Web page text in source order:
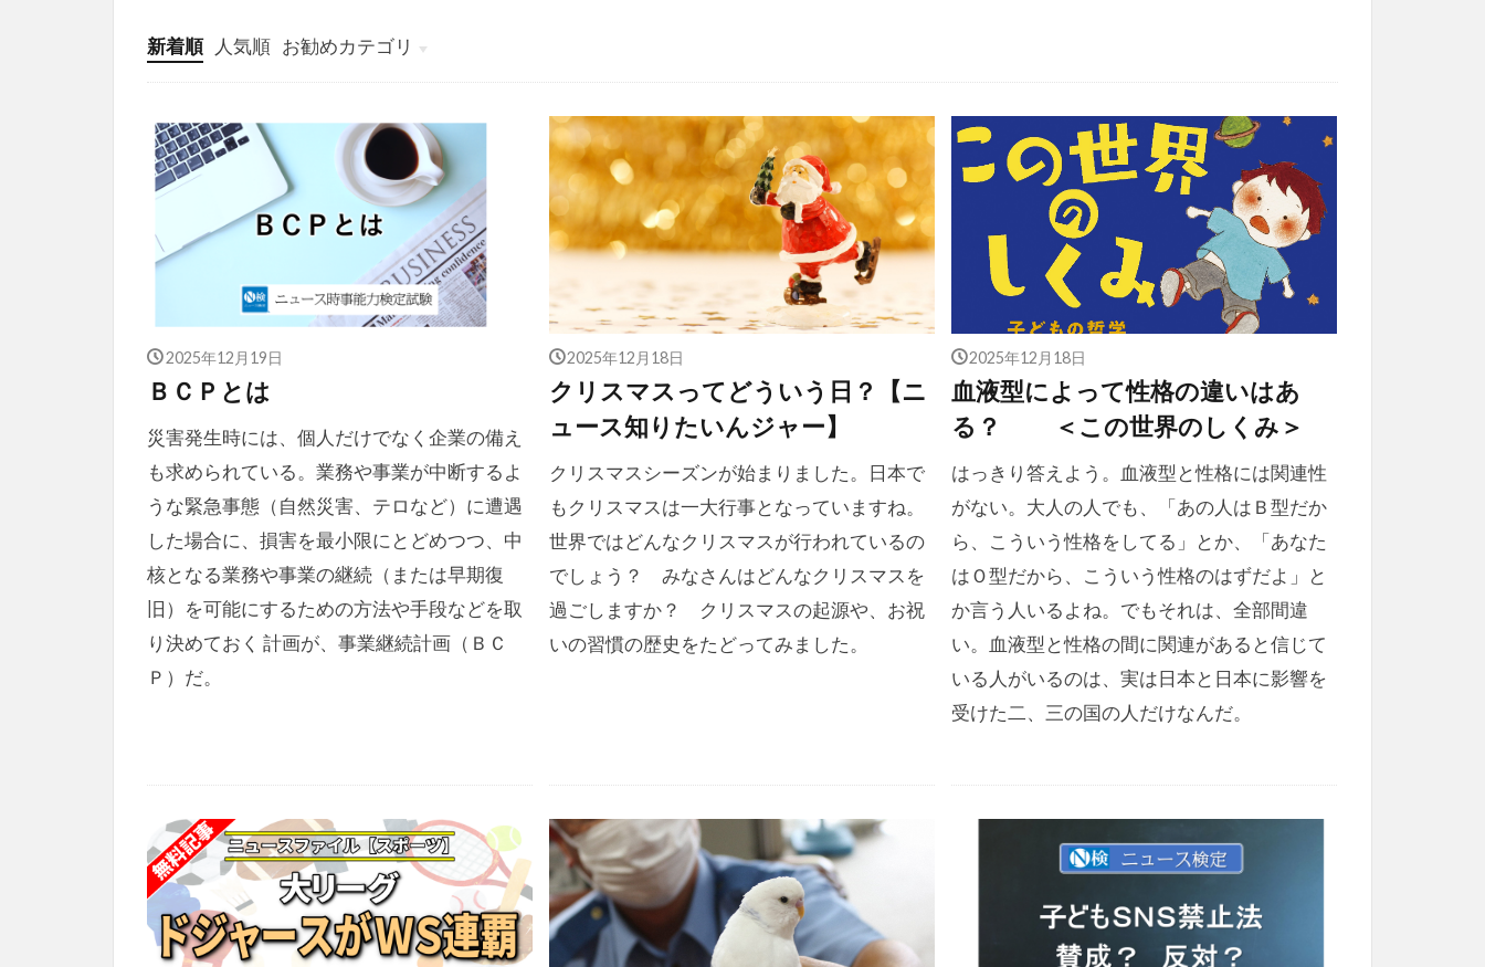
新着順 人気順 お勧めカテゴリ
投稿
学び
マンガ
電子書籍
2025年12月19日
ＢＣＰとは
災害発生時には、個人だけでなく企業の備え
も求められている。業務や事業が中断するよ
うな緊急事態（自然災害、テロなど）に遭遇
した場合に、損害を最小限にとどめつつ、中
核となる業務や事業の継続（または早期復
旧）を可能にするための方法や手段などを取
り決めておく 計画が、事業継続計画（ＢＣ
Ｐ）だ。
2025年12月18日
クリスマスってどういう日？【ニ
ュース知りたいんジャー】
クリスマスシーズンが始まりました。日本で
もクリスマスは一大行事となっていますね。
世界ではどんなクリスマスが行われているの
でしょう？ みなさんはどんなクリスマスを
過ごしますか？ クリスマスの起源や、お祝
いの習慣の歴史をたどってみました。
2025年12月18日
血液型によって性格の違いはあ
る？ ＜この世界のしくみ＞
はっきり答えよう。血液型と性格には関連性
がない。大人の人でも、「あの人はＢ型だか
ら、こういう性格をしてる」とか、「あなた
はＯ型だから、こういう性格のはずだよ」と
か言う人いるよね。でもそれは、全部間違
い。血液型と性格の間に関連があると信じて
いる人がいるのは、実は日本と日本に影響を
受けた二、三の国の人だけなんだ。